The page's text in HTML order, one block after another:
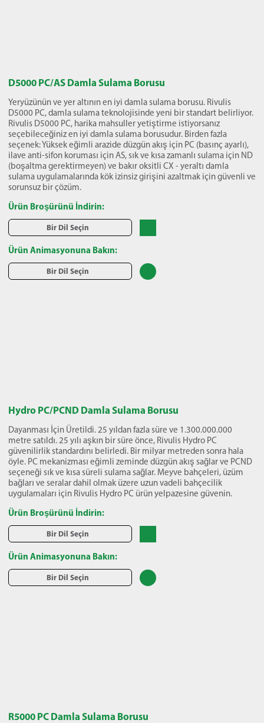
D5000 PC/AS Damla Sulama Borusu
Yeryüzünün ve yer altının en iyi damla sulama borusu. Rivulis
D5000 PC, damla sulama teknolojisinde yeni bir standart belirliyor.
Rivulis D5000 PC, harika mahsuller yetiştirme istiyorsanız
seçebileceğiniz en iyi damla sulama borusudur. Birden fazla
seçenek: Yüksek eğimli arazide düzgün akış için PC (basınç ayarlı),
ilave anti-sifon koruması için AS, sık ve kısa zamanlı sulama için ND
(boşaltma gerektirmeyen) ve bakır oksitli CX - yeraltı damla
sulama uygulamalarında kök izinsiz girişini azaltmak için güvenli ve
sorunsuz bir çözüm.
Ürün Broşürünü İndirin:
Bir Dil Seçin
Ürün Animasyonuna Bakın:
Bir Dil Seçin
Hydro PC/PCND Damla Sulama Borusu
Dayanması İçin Üretildi. 25 yıldan fazla süre ve 1.300.000.000
metre satıldı. 25 yılı aşkın bir süre önce, Rivulis Hydro PC
güvenilirlik standardını belirledi. Bir milyar metreden sonra hala
öyle. PC mekanizması eğimli zeminde düzgün akış sağlar ve PCND
seçeneği sık ve kısa süreli sulama sağlar. Meyve bahçeleri, üzüm
bağları ve seralar dahil olmak üzere uzun vadeli bahçecilik
uygulamaları için Rivulis Hydro PC ürün yelpazesine güvenin.
Ürün Broşürünü İndirin:
Bir Dil Seçin
Ürün Animasyonuna Bakın:
Bir Dil Seçin
R5000 PC Damla Sulama Borusu